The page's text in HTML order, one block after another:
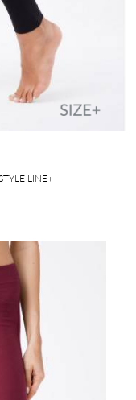
LINE+